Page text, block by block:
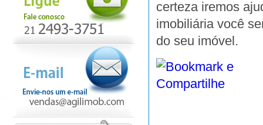
certeza iremos
imobiliária você
do seu imóvel.